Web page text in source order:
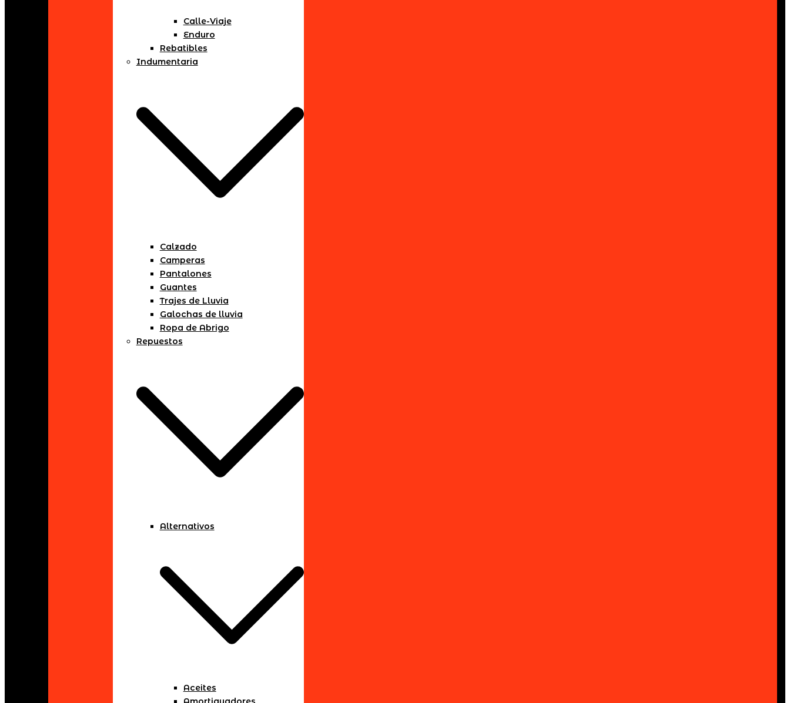
Calle-Viaje
Enduro
Rebatibles
Indumentaria
Calzado
Camperas
Pantalones
Guantes
Trajes de Lluvia
Galochas de lluvia
Ropa de Abrigo
Repuestos
Alternativos
Aceites